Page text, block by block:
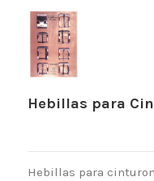
Hebillas para
Hebillas para